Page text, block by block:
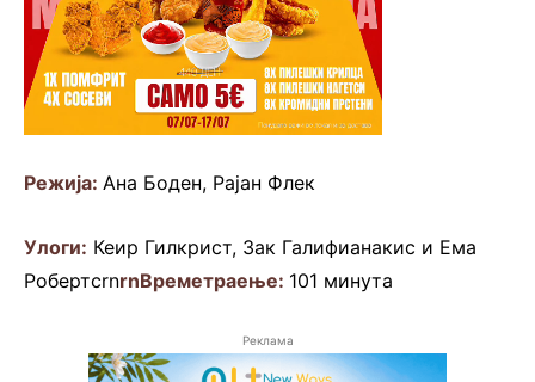
Режија: Ана Боден, Рајан Флек
Улоги: Кеир Гилкрист, Зак Галифианакис и Ема
РобертсrnrnВреметраење: 101 минута
Реклама